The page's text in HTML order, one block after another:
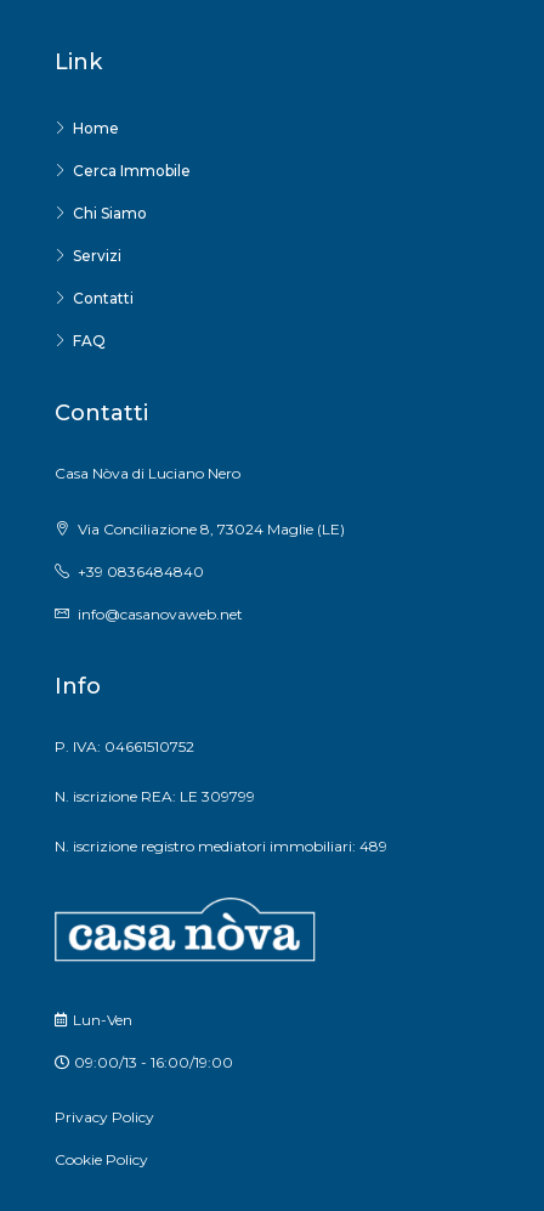
Link
Home
Cerca Immobile
Chi Siamo
Servizi
Contatti
FAQ
Contatti
Casa Nòva di Luciano Nero
Via Conciliazione 8, 73024 Maglie (LE)
+39 0836484840
info@casanovaweb.net
Info
P. IVA: 04661510752
N. iscrizione REA: LE 309799
N. iscrizione registro mediatori immobiliari: 489
Lun-Ven
09:00/13 - 16:00/19:00
Privacy Policy
Cookie Policy